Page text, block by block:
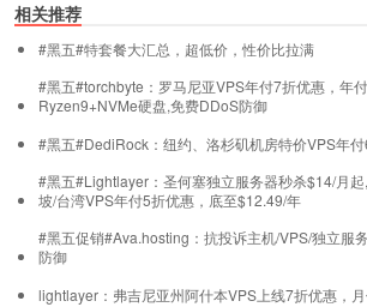
相关推荐
#黑五#特套餐大汇总，超低价，性价比拉满
#黑五#torchbyte：罗马尼亚VPS年付7折优惠，年
Ryzen9+NVMe硬盘,免费DDoS防御
#黑五#DediRock：纽约、洛杉矶机房特价VPS年
#黑五#Lightlayer：圣何塞独立服务器秒杀$14/月
坡/台湾VPS年付5折优惠，底至$12.49/年
#黑五促销#Ava.hosting：抗投诉主机/VPS/独立服
防御
lightlayer：弗吉尼亚州阿什本VPS上线7折优惠，